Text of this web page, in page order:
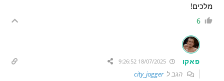
מלכים!
6
פאקו 18/07/2025 9:26:52
הגב לcity_jogger